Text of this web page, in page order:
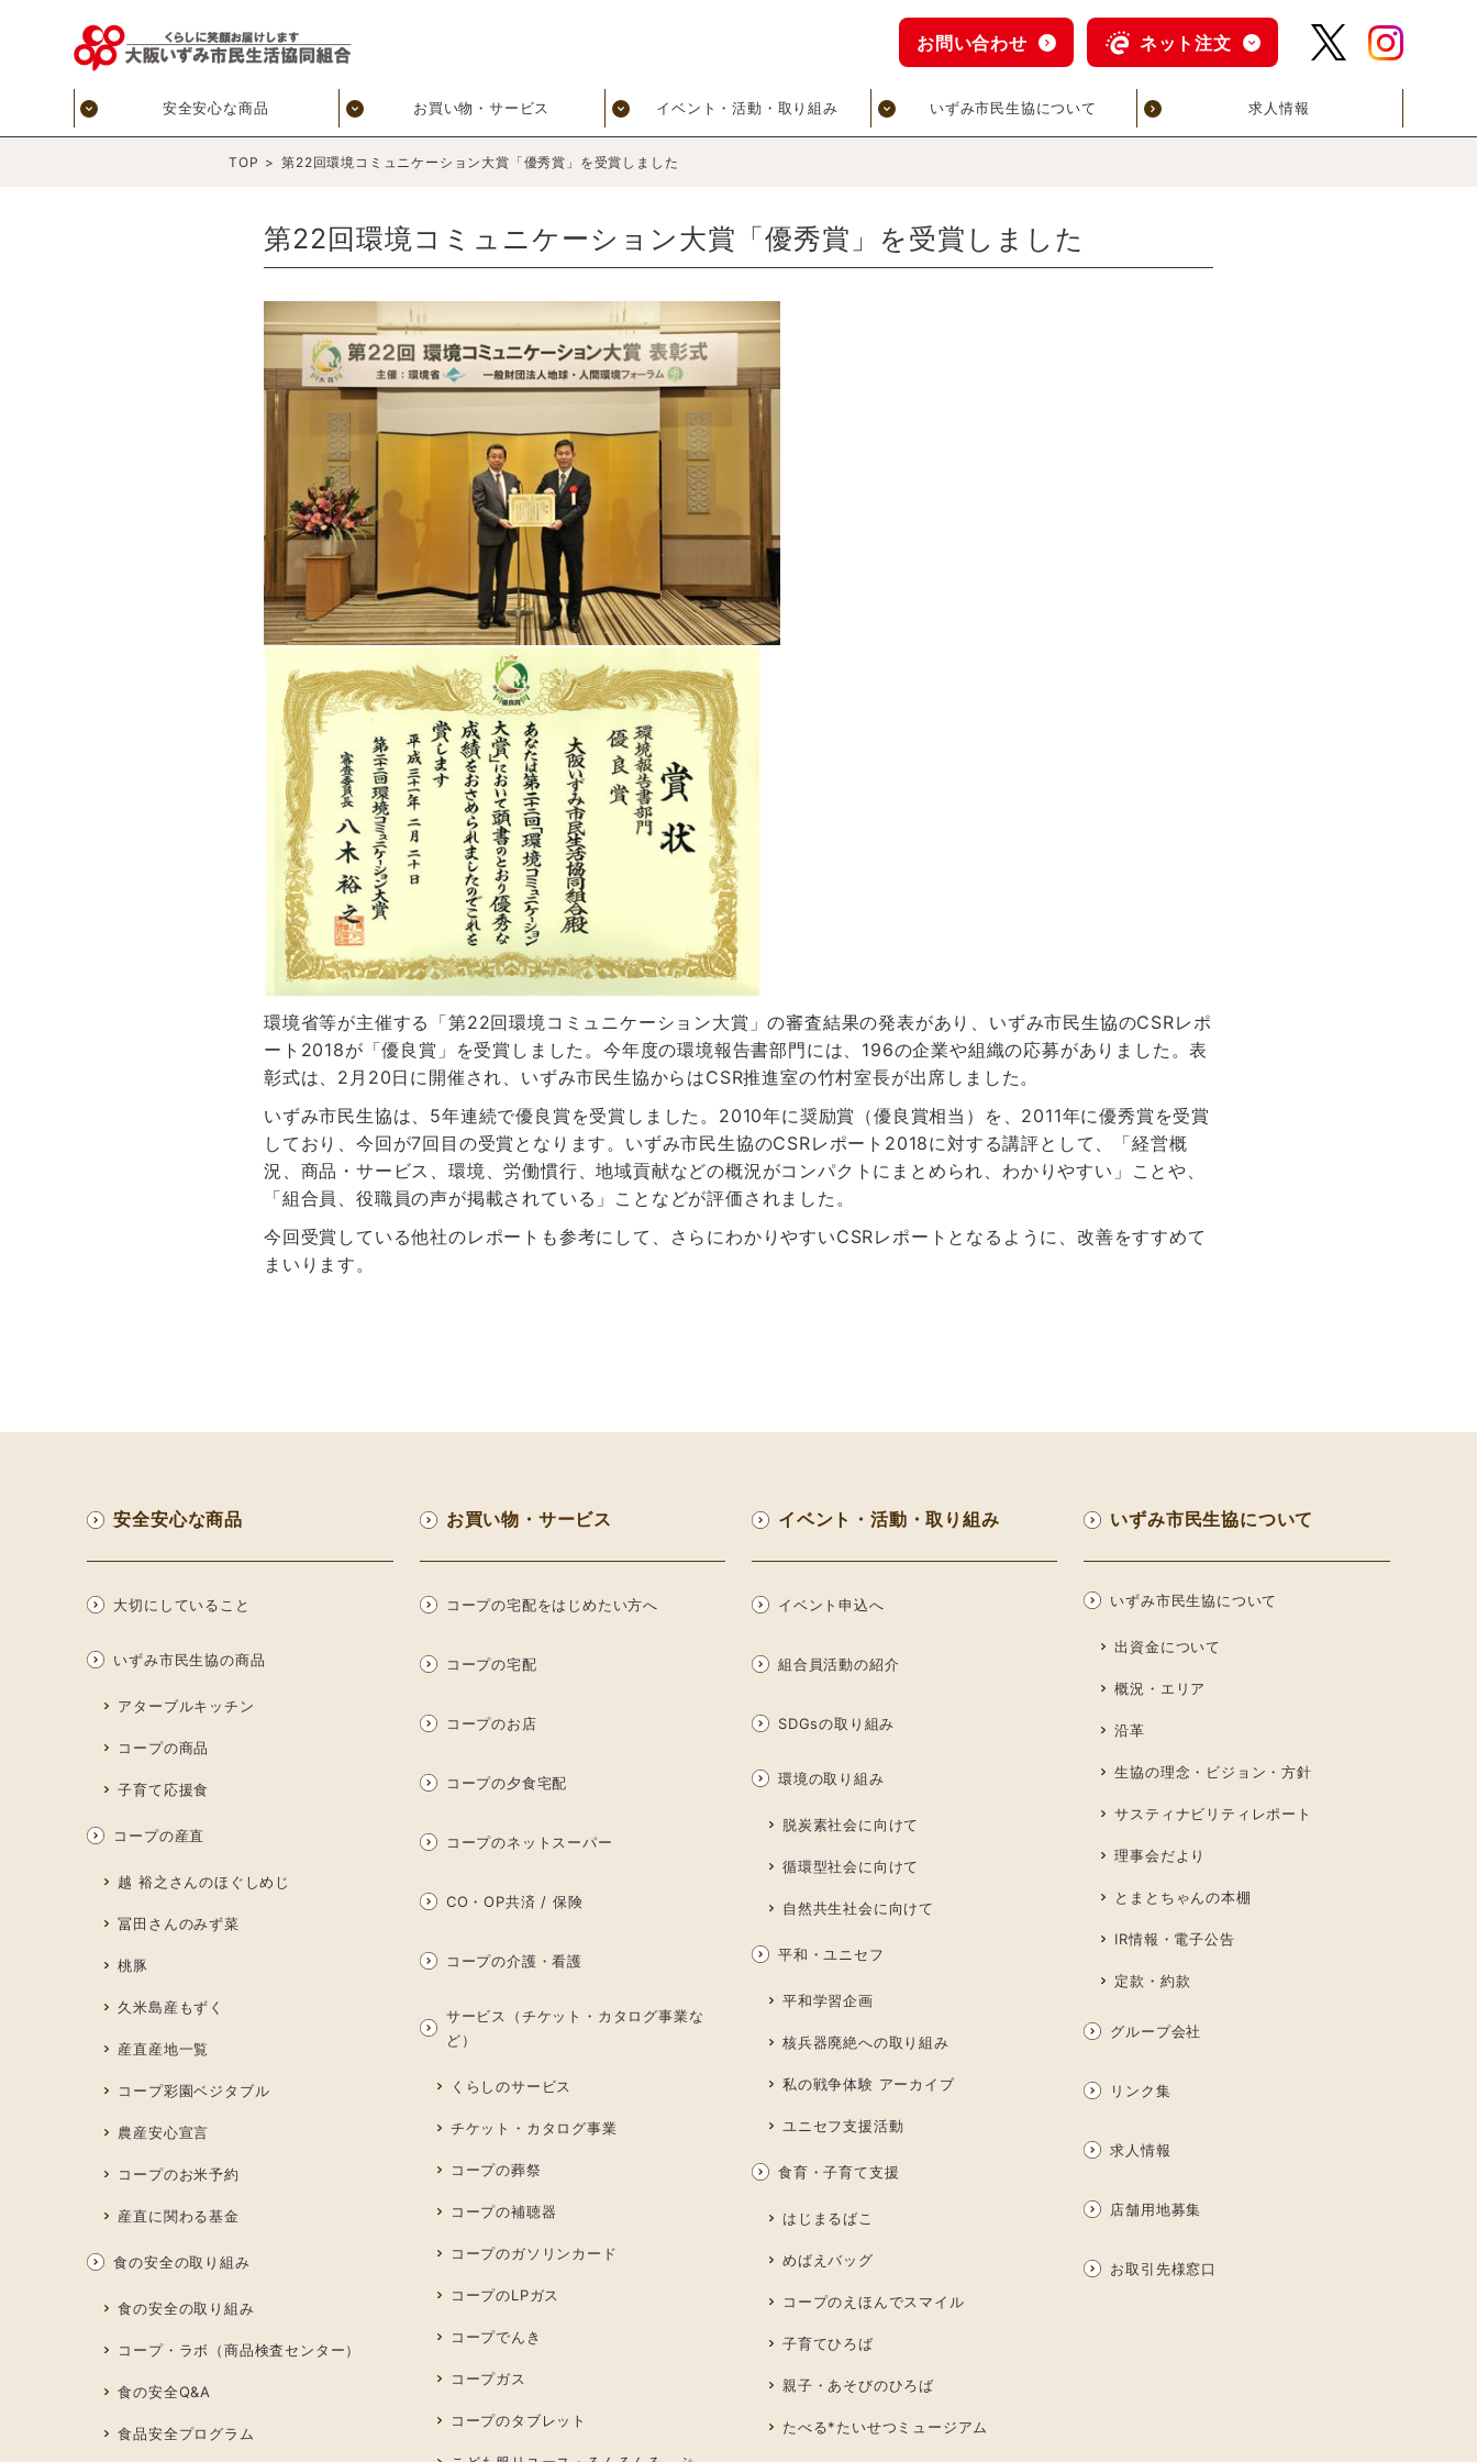
安全安心な商品 お買い物・サービス イベント・活動・取り組み いずみ市民生協について 求人情報
お問い合わせ ネット注文
TOP > 第22回環境コミュニケーション大賞「優秀賞」を受賞しました
第22回環境コミュニケーション大賞「優秀賞」を受賞しました
環境省等が主催する「第22回環境コミュニケーション大賞」の審査結果の発表があり、いずみ市民生協のCSRレポ
ート2018が「優良賞」を受賞しました。今年度の環境報告書部門には、196の企業や組織の応募がありました。表
彰式は、2月20日に開催され、いずみ市民生協からはCSR推進室の竹村室長が出席しました。
いずみ市民生協は、5年連続で優良賞を受賞しました。2010年に奨励賞（優良賞相当）を、2011年に優秀賞を受賞
しており、今回が7回目の受賞となります。いずみ市民生協のCSRレポート2018に対する講評として、「経営概
況、商品・サービス、環境、労働慣行、地域貢献などの概況がコンパクトにまとめられ、わかりやすい」ことや、
「組合員、役職員の声が掲載されている」ことなどが評価されました。
今回受賞している他社のレポートも参考にして、さらにわかりやすいCSRレポートとなるように、改善をすすめて
まいります。
安全安心な商品
大切にしていること
いずみ市民生協の商品
アターブルキッチン
コープの商品
子育て応援食
コープの産直
越 裕之さんのほぐしめじ
冨田さんのみず菜
桃豚
久米島産もずく
産直産地一覧
コープ彩園ベジタブル
農産安心宣言
コープのお米予約
産直に関わる基金
食の安全の取り組み
食の安全の取り組み
コープ・ラボ（商品検査センター）
食の安全Q&A
食品安全プログラム
お買い物・サービス
コープの宅配をはじめたい方へ
コープの宅配
コープのお店
コープの夕食宅配
コープのネットスーパー
CO・OP共済 / 保険
コープの介護・看護
サービス（チケット・カタログ事業な
ど）
くらしのサービス
チケット・カタログ事業
コープの葬祭
コープの補聴器
コープのガソリンカード
コープのLPガス
コープでんき
コープガス
コープのタブレット
イベント・活動・取り組み
イベント申込へ
組合員活動の紹介
SDGsの取り組み
環境の取り組み
脱炭素社会に向けて
循環型社会に向けて
自然共生社会に向けて
平和・ユニセフ
平和学習企画
核兵器廃絶への取り組み
私の戦争体験 アーカイブ
ユニセフ支援活動
食育・子育て支援
はじまるばこ
めばえバッグ
コープのえほんでスマイル
子育てひろば
親子・あそびのひろば
たべる*たいせつミュージアム
いずみ市民生協について
いずみ市民生協について
出資金について
概況・エリア
沿革
生協の理念・ビジョン・方針
サスティナビリティレポート
理事会だより
とまとちゃんの本棚
IR情報・電子公告
定款・約款
グループ会社
リンク集
求人情報
店舗用地募集
お取引先様窓口